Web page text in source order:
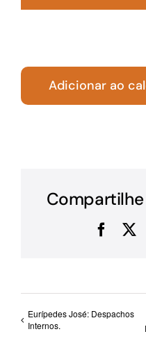
Adicionar ao
X
Eurípedes José: Despachos
Internos.